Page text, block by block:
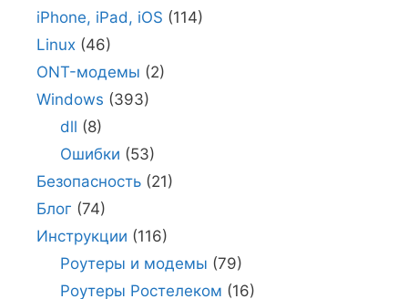
iPhone, iPad, iOS (114)
Linux (46)
ONT-модемы (2)
Windows (393)
dll (8)
Ошибки (53)
Безопасность (21)
Блог (74)
Инструкции (116)
Роутеры и модемы (79)
Роутеры Ростелеком (16)